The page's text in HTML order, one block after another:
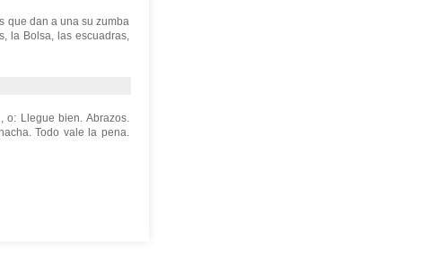
que dan a una su zumba
la Bolsa, las escuadras,
o: Llegue bien. Abrazos.
Todo vale la pena.